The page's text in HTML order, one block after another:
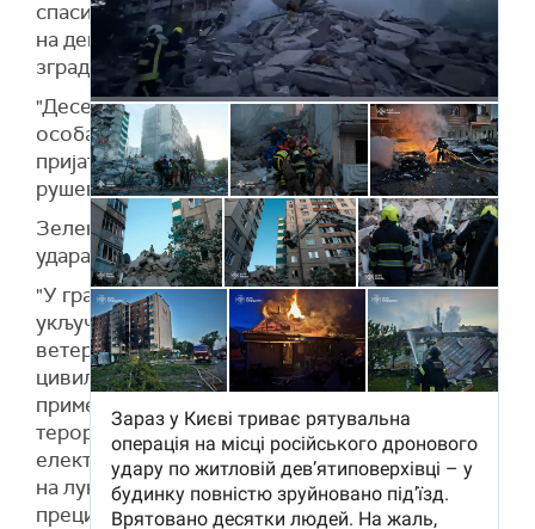
спасилачка операција на месту руског напада
на деветоспратну стамбену зграду – улаз у
зграду је потпуно уништен.
"Десетине људи су спасене. Нажалост, једна
особа је погинула. Моје саучешће породици и
пријатељима. Можда још увек има људи испод
рушевина", упозорио је председник.
Зеленски је истакао да је главна мета ноћног
удара био Кијев.
"У граду постоји 20 оштећених локација. То
укључује обичне стамбене зграде, школу,
ветеринарску клинику и другу искључиво
цивилну инфраструктуру. Разарања су
примећена и у Кијевској области. Слични
терористички напади догодили су се на
електроенергетску мрежу у Кременчуку, као и
на луку и стамбене зграде у Чорноморск",
прецизирао је украјински лидер.